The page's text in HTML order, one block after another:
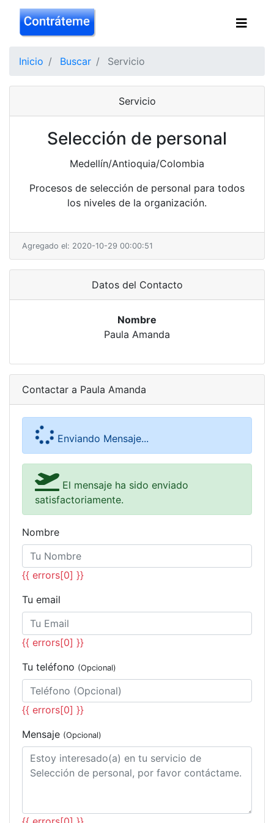
Inicio Buscar Servicio
Servicio
Selección de personal
Medellín/Antioquia/Colombia
Procesos de selección de personal para todos
los niveles de la organización.
Agregado el: 2020-10-29 00:00:51
Datos del Contacto
Nombre
Paula Amanda
Contactar a Paula Amanda
Enviando Mensaje...
El mensaje ha sido enviado
satisfactoriamente.
Nombre
{{ errors[0] }}
Tu email
{{ errors[0] }}
Tu teléfono (Opcional)
{{ errors[0] }}
Mensaje (Opcional)